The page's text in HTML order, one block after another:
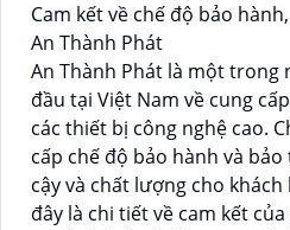
Cam kết về chế độ bảo
An Thành Phát
An Thành Phát là một trong
đầu tại Việt Nam về cung
các thiết bị công nghệ cao.
cấp chế độ bảo hành và
cậy và chất lượng cho
đây là chi tiết về cam kết